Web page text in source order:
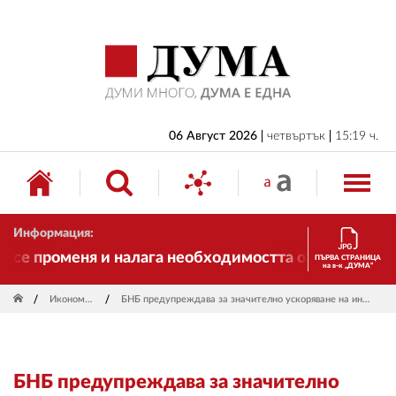
06 Август 2026 четвъртък 15:19 ч.
Информация:
и налага необходимостта от
ПЪРВА СТРАНИЦА
на в-к „ДУМА“
Икономика БНБ предупреждава за значително ускоряване на инфлацията
БНБ предупреждава за значително
БЪЛГАРИЯ
ИКОНОМИКА
ИЗБОРИ
СВЯТ
ДРУГИ